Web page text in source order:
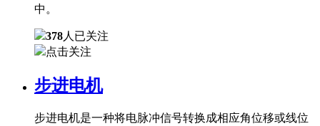
中。
378人已关注
点击关注
步进电机
步进电机是一种将电脉冲信号转换成相应角位移或线位